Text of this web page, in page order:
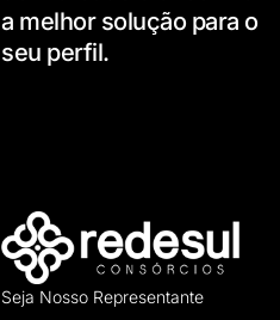
a melhor solução para o
seu perfil.
Seja Nosso Representante